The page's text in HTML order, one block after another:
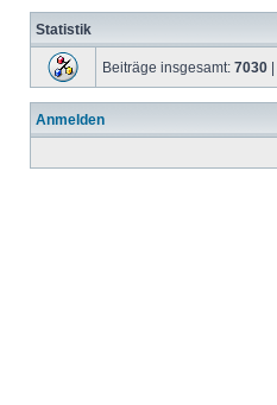
Statistik
Beiträge insgesamt: 7030
Anmelden